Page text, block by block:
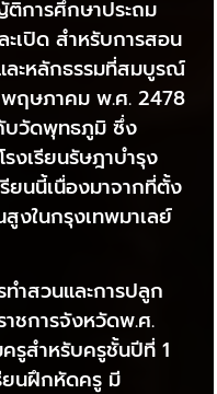
การศึกษาประถม
เปิด สำหรับการสอน
ละหลักธรรมที่สมบูรณ์
ฤษภาคม พ.ศ. 2478
บวัดพุทธภูมิ ซึ่ง
งเรียนรัษฎาบำรุง
ยนนี้เนื่องมาจากที่ตั้ง
งในกรุงเทพมาเลย์
ำสวนและการปลูก
ชการจังหวัดพ.ศ.
รูสำหรับครูชั้นปีที่ 1
ยนฝึกหัดครู มี